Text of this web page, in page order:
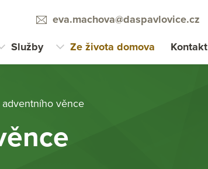
eva.machova@daspavlovice.cz
Služby Ze života domova Kontakt
věnce